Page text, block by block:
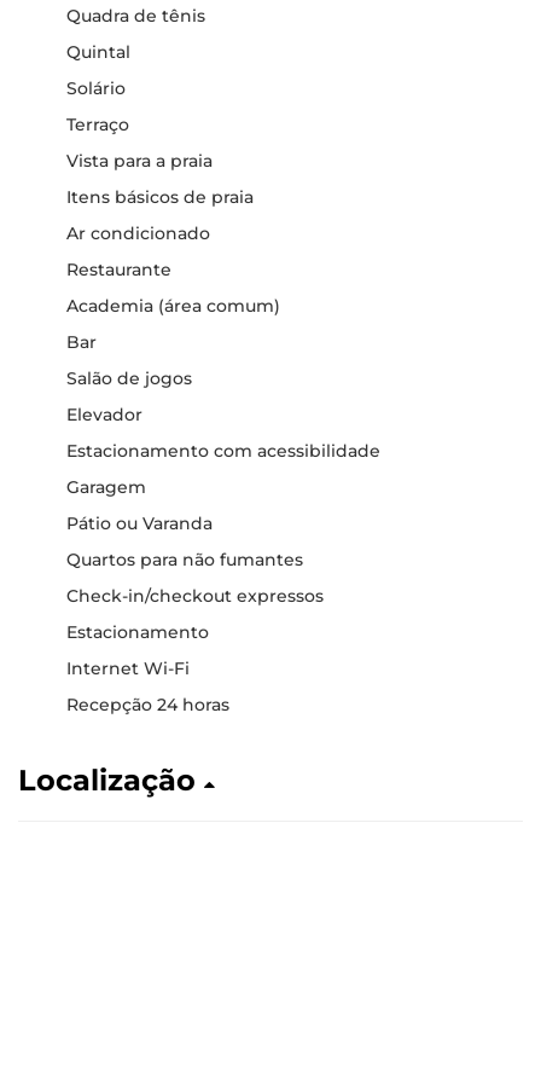
Quadra de tênis
Quintal
Solário
Terraço
Vista para a praia
Itens básicos de praia
Ar condicionado
Restaurante
Academia (área comum)
Bar
Salão de jogos
Elevador
Estacionamento com acessibilidade
Garagem
Pátio ou Varanda
Quartos para não fumantes
Check-in/checkout expressos
Estacionamento
Internet Wi-Fi
Recepção 24 horas
Localização